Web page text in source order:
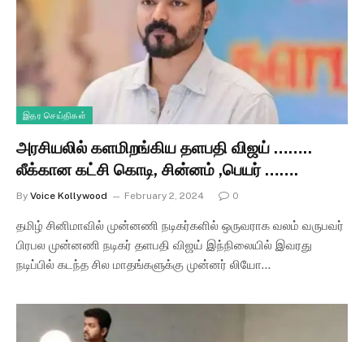
இதர செய்திகள்
அரசியலில் களமிறங்கிய தளபதி விஜய் ……..
லீக்கான கட்சி கொடி, சின்னம் ,பெயர் …….
By Voice Kollywood February 2, 2024 0
தமிழ் சினிமாவில் முன்னணி நடிகர்களில் ஒருவராக வலம் வருபவர்
பிரபல முன்னணி நடிகர் தளபதி விஜய் இந்நிலையில் இவரது
நடிப்பில் கடந்த சில மாதங்களுக்கு முன்னர் லியோ…